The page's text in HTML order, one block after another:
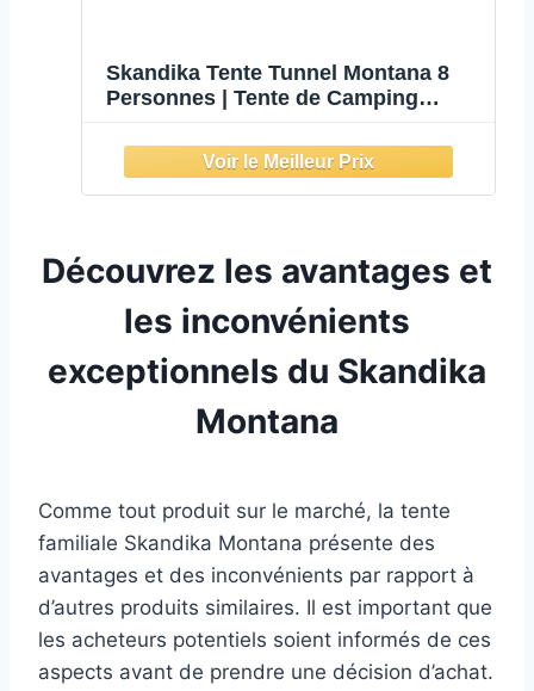
Skandika Tente Tunnel Montana 8
Personnes | Tente de Camping
avec/sans Technologie Sleeper, 3-4
cabines de Couchage, Colonne
d'eau 5000 mm (Bleu | Basic)
Découvrez les avantages et
les inconvénients
exceptionnels du Skandika
Montana
Comme tout produit sur le marché, la tente
familiale Skandika Montana présente des
avantages et des inconvénients par rapport à
d’autres produits similaires. Il est important que
les acheteurs potentiels soient informés de ces
aspects avant de prendre une décision d’achat.